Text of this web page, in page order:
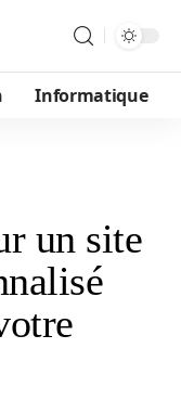
Informatique
un site